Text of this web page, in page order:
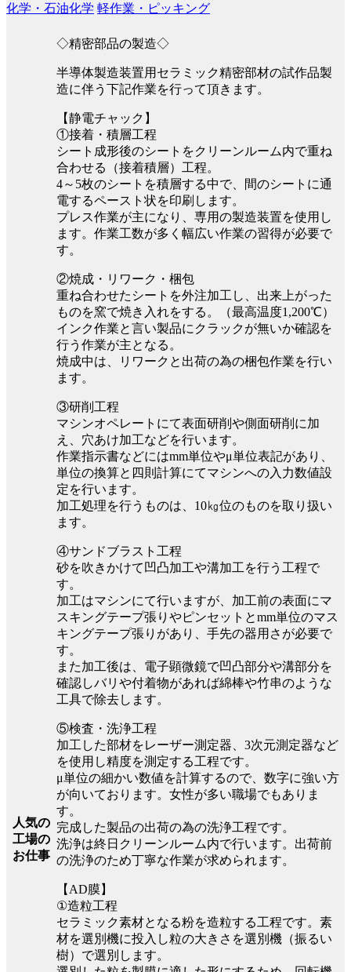
化学・石油化学 軽作業・ピッキング
人気の
工場の
お仕事
◇精密部品の製造◇
半導体製造装置用セラミック精密部材の試作品製
造に伴う下記作業を行って頂きます。
【静電チャック】
①接着・積層工程
シート成形後のシートをクリーンルーム内で重ね
合わせる（接着積層）工程。
4～5枚のシートを積層する中で、間のシートに通
電するペースト状を印刷します。
プレス作業が主になり、専用の製造装置を使用し
ます。作業工数が多く幅広い作業の習得が必要で
す。
②焼成・リワーク・梱包
重ね合わせたシートを外注加工し、出来上がった
ものを窯で焼き入れをする。（最高温度1,200℃）
インク作業と言い製品にクラックが無いか確認を
行う作業が主となる。
焼成中は、リワークと出荷の為の梱包作業を行い
ます。
③研削工程
マシンオペレートにて表面研削や側面研削に加
え、穴あけ加工などを行います。
作業指示書などにはmm単位やμ単位表記があり、
単位の換算と四則計算にてマシンへの入力数値設
定を行います。
加工処理を行うものは、10㎏位のものを取り扱い
ます。
④サンドブラスト工程
砂を吹きかけて凹凸加工や溝加工を行う工程で
す。
加工はマシンにて行いますが、加工前の表面にマ
スキングテープ張りやピンセットとmm単位のマス
キングテープ張りがあり、手先の器用さが必要で
す。
また加工後は、電子顕微鏡で凹凸部分や溝部分を
確認しバリや付着物があれば綿棒や竹串のような
工具で除去します。
⑤検査・洗浄工程
加工した部材をレーザー測定器、3次元測定器など
を使用し精度を測定する工程です。
μ単位の細かい数値を計算するので、数字に強い方
が向いております。女性が多い職場でもありま
す。
完成した製品の出荷の為の洗浄工程です。
洗浄は終日クリーンルーム内で行います。出荷前
の洗浄のため丁寧な作業が求められます。
【AD膜】
①造粒工程
セラミック素材となる粉を造粒する工程です。素
材を選別機に投入し粒の大きさを選別機（振るい
樹）で選別します。